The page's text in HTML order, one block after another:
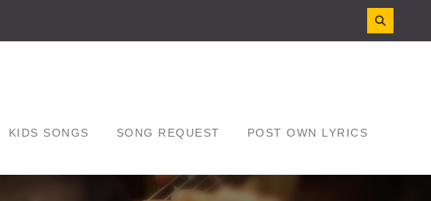
KIDS SONGS SONG REQUEST POST OWN LYRICS